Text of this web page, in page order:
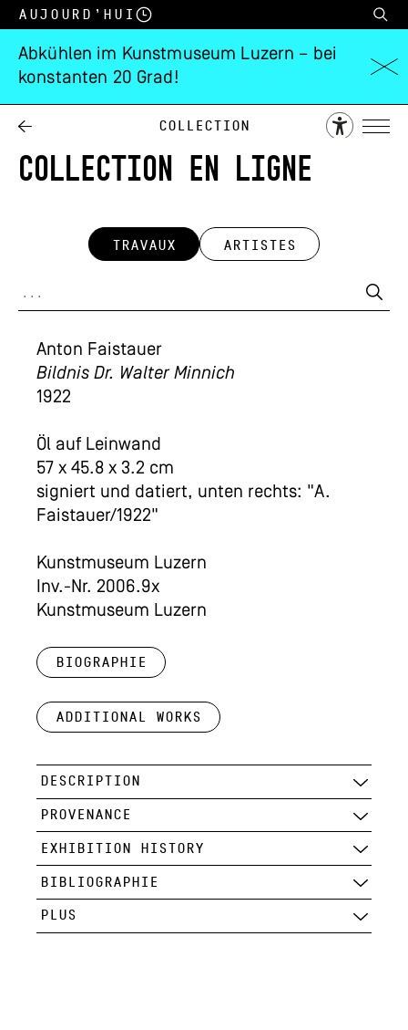
Aujourd’hui
Abkühlen im Kunstmuseum Luzern – bei
konstanten 20 Grad!
Collection
COLLECTION EN LIGNE
TRAVAUX ARTISTES
Anton Faistauer
Bildnis Dr. Walter Minnich
1922
Öl auf Leinwand
57 x 45.8 x 3.2 cm
signiert und datiert, unten rechts: "A.
Faistauer/1922"
Kunstmuseum Luzern
Inv.-Nr. 2006.9x
Kunstmuseum Luzern
Biographie
Additional works
DESCRIPTION
PROVENANCE
EXHIBITION HISTORY
BIBLIOGRAPHIE
PLUS